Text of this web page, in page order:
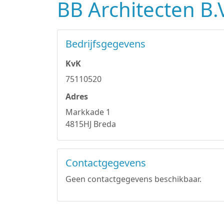
BB Architecten
Bedrijfsgegevens
KvK
75110520
Adres
Markkade 1
4815HJ Breda
Contactgegevens
Geen contactgegevens beschikbaar.